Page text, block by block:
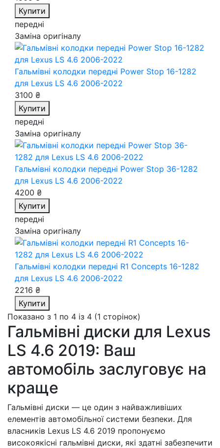
Купити
передні
Заміна оригіналу
Гальмівні колодки передні Power Stop 16-1282
для Lexus LS 4.6 2006-2022
3100 ₴
Купити
передні
Заміна оригіналу
Гальмівні колодки передні Power Stop 36-1282
для Lexus LS 4.6 2006-2022
4200 ₴
Купити
передні
Заміна оригіналу
Гальмівні колодки передні R1 Concepts 16-1282
для Lexus LS 4.6 2006-2022
2216 ₴
Купити
Показано з 1 по 4 із 4 (1 сторінок)
Гальмівні диски для Lexus
LS 4.6 2019: Ваш
автомобіль заслуговує на
краще
Гальмівні диски — це один з найважливіших
елементів автомобільної системи безпеки. Для
власників Lexus LS 4.6 2019 пропонуємо
високоякісні гальмівні диски, які здатні забезпечити